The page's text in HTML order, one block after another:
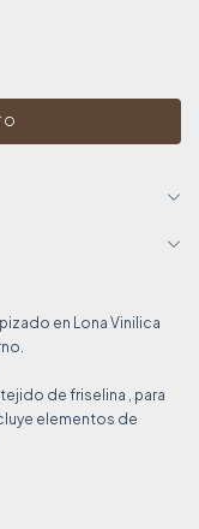
en Lona Vinilica
tejido de friselina , para
elementos de